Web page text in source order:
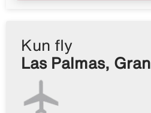
Kun fly
Las Palmas,